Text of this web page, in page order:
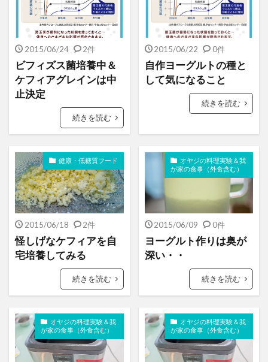
2015/06/24 2件
ビフィズス菌培養中＆
ケフィアグレインは中
止決定
続きを読む
2015/06/22 0件
自作ヨーグルトの種と
して気になること
続きを読む
健康・低糖質フード
2015/06/18 2件
怪しげなケフィアを自
宅培養してみる
続きを読む
オヤジの料理実験＆我
が家の食事（外食含む）
2015/06/09 0件
ヨーグルト作りは奥が
深い・・
続きを読む
オヤジの料理実験＆我
が家の食事（外食含む）
オヤジの料理実験＆我
が家の食事（外食含む）